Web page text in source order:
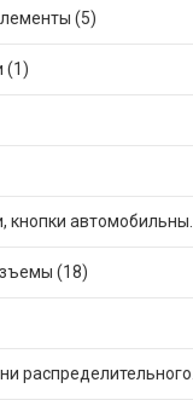
(5)
(1)
(18)